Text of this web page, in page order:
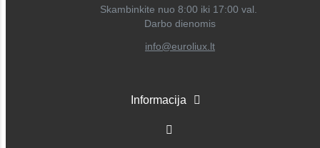
Skambinkite nuo 8:00 iki 17:00 val.
Darbo dienomis
info@euroliux.lt
Informacija